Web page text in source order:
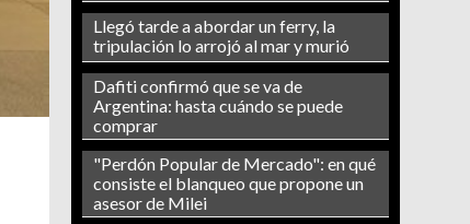
Llegó tarde a abordar un ferry, la
tripulación lo arrojó al mar y murió
Dafiti confirmó que se va de
Argentina: hasta cuándo se puede
comprar
"Perdón Popular de Mercado": en qué
consiste el blanqueo que propone un
asesor de Milei